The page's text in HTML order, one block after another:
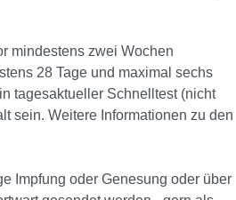
mindestens zwei Wochen
28 Tage und maximal sechs
tagesaktueller Schnelltest (nicht
sein. Weitere Informationen zu den
Impfung oder Genesung oder über